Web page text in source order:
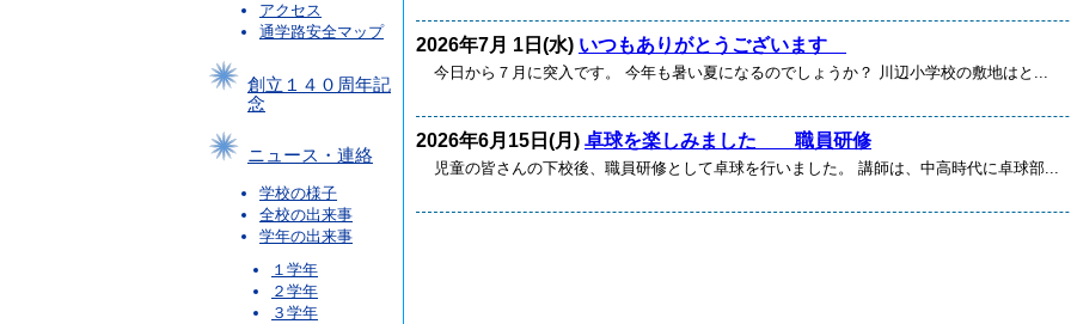
アクセス
通学路安全マップ
創立１４０周年記
念
ニュース・連絡
学校の様子
全校の出来事
学年の出来事
１学年
２学年
３学年
2026年7月 1日(水) いつもありがとうございます
今日から７月に突入です。 今年も暑い夏になるのでしょうか？ 川辺小学校の敷地はと...
2026年6月15日(月) 卓球を楽しみました 職員研修
児童の皆さんの下校後、職員研修として卓球を行いました。 講師は、中高時代に卓球部...